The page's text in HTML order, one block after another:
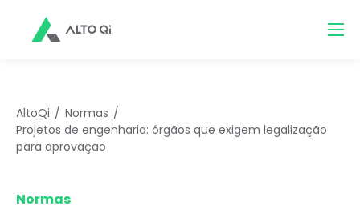
AltoQi
Normas
Projetos de engenharia: órgãos que exigem legalização
para aprovação
Normas